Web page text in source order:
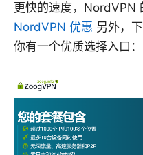
更快的速度，NordVPN
NordVPN 优惠 另外，
你有一个优质选择入口：